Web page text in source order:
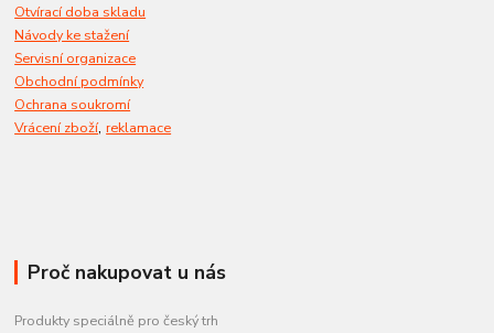
Otvírací doba skladu
Návody ke stažení
Servisní organizace
Obchodní podmínky
Ochrana soukromí
Vrácení zboží,reklamace
Proč nakupovat u nás
Produkty speciálně pro český trh